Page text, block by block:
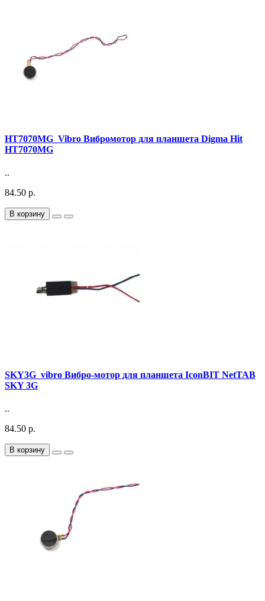
HT7070MG_Vibro Вибромотор для планшета Digma Hit
HT7070MG
..
84.50 р.
В корзину
SKY3G_vibro Вибро-мотор для планшета IconBIT NetTAB
SKY 3G
..
84.50 р.
В корзину